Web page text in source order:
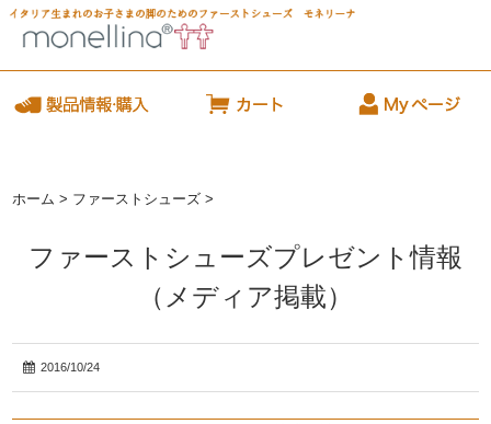
ホーム > ファーストシューズ >
ファーストシューズプレゼント情報
（メディア掲載）
2016/10/24